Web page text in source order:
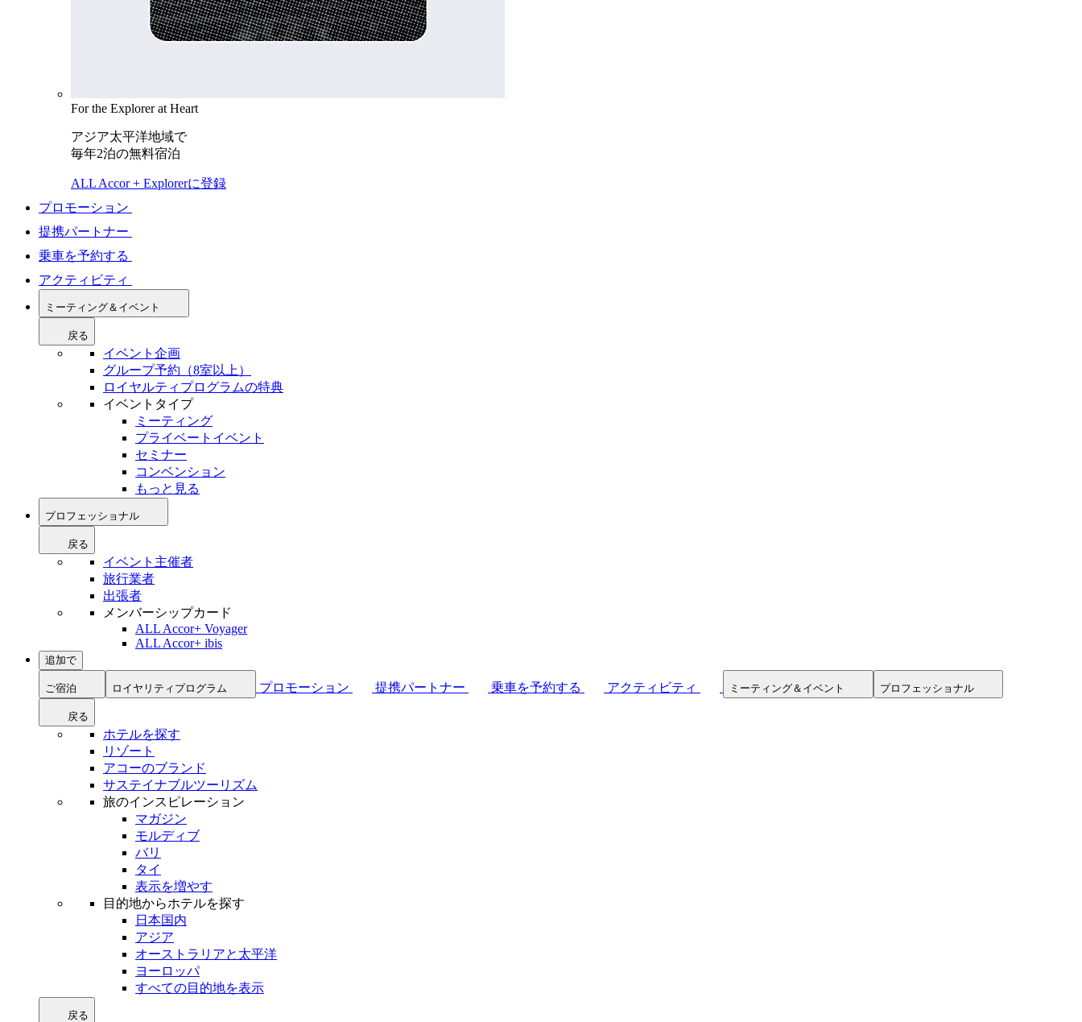
For the Explorer at Heart
アジア太平洋地域で
毎年2泊の無料宿泊
ALL Accor + Explorerに登録
プロモーション
提携パートナー
乗車を予約する
アクティビティ
ミーティング＆イベント
戻る
イベント企画
グループ予約（8室以上）
ロイヤルティプログラムの特典
イベントタイプ
ミーティング
プライベートイベント
セミナー
コンベンション
もっと見る
プロフェッショナル
戻る
イベント主催者
旅行業者
出張者
メンバーシップカード
ALL Accor+ Voyager
ALL Accor+ ibis
追加で
ご宿泊 ロイヤリティプログラム プロモーション 提携パートナー 乗車を予約する アクティビティ ミーティング＆イベント プロフェッショナル
戻る
ホテルを探す
リゾート
アコーのブランド
サステイナブルツーリズム
旅のインスピレーション
マガジン
モルディブ
バリ
タイ
表示を増やす
目的地からホテルを探す
日本国内
アジア
オーストラリアと太平洋
ヨーロッパ
すべての目的地を表示
戻る